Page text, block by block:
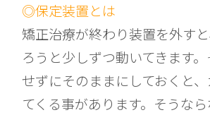
◎保定装置とは
矯正治療が終わり装置を外す
ろうと少しずつ動いてきます
せずにそのままにしておくと
てくる事があります。そうな